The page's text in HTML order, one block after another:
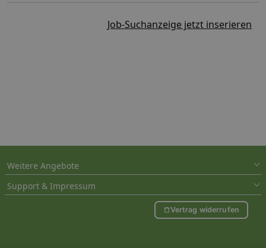
Job-Suchanzeige jetzt inserieren
Weitere Angebote
Support & Impressum
Vertrag widerrufen